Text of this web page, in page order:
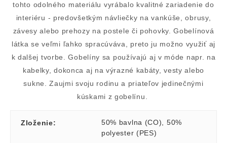
tohto odolného materiálu vyrábalo kvalitné zariadenie do
interiéru - predovšetkým návliečky na vankúše, obrusy,
závesy alebo prehozy na postele či pohovky. Gobelínová
látka se veľmi ľahko spracúváva, preto ju možno využiť aj
k dalšej tvorbe. Gobelíny sa používajú aj v móde napr. na
kabelky, dokonca aj na výrazné kabáty, vesty alebo
sukne. Zaujmi svoju rodinu a priateľov jedinečnými
kúskami z gobelínu.
Zloženie: 50% bavlna (CO)
50%
polyester (PES)